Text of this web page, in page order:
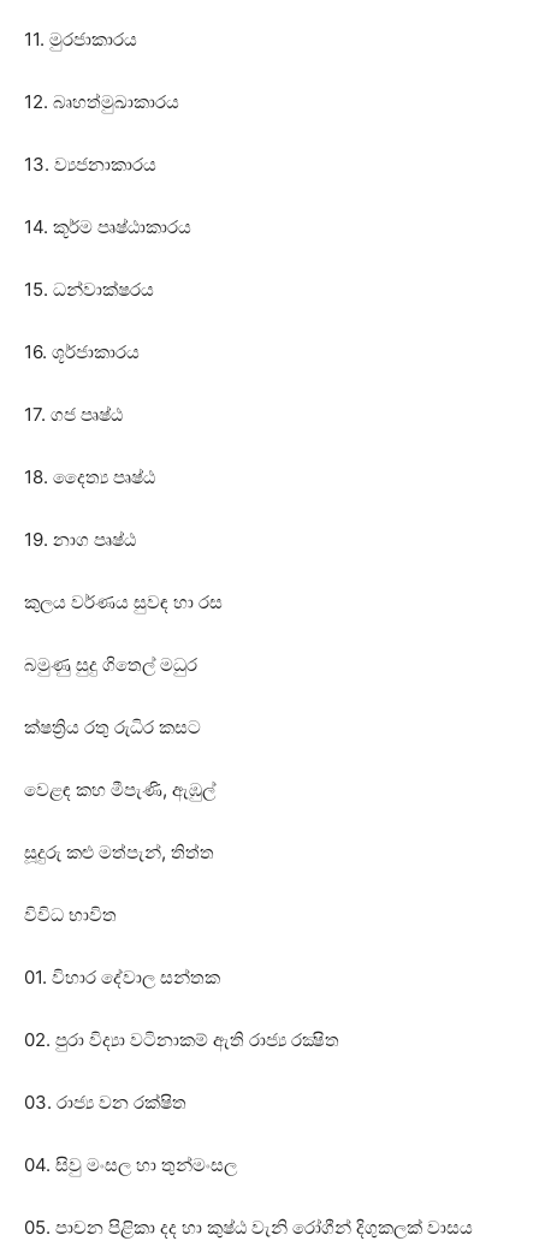
11. මුරජාකාරය
12. බෘහත්මුඛාකාරය
13. ව්‍යජනාකාරය
14. කූර්ම පෘෂ්ඨාකාරය
15. ධන්වාක්‌ෂරය
16. ශූර්ජාකාරය
17. ගජ පෘෂ්ඨ
18. දෛත්‍ය පෘෂ්ඨ
19. නාග පෘෂ්ඨ
කුලය වර්ණය සුවඳ හා රස
බමුණු සුදු ගිතෙල් මධුර
ක්‌ෂත්‍රිය රතු රුධිර කසට
වෙළඳ කහ මීපැණි, ඇඹුල්
සූදුරු කළු මත්පැන්, තිත්ත
විවිධ භාවිත
01. විහාර දේවාල සන්තක
02. පුරා විද්‍යා වටිනාකම් ඇති රාජ්‍ය රක්‍ෂිත
03. රාජ්‍ය වන රක්‌ෂිත
04. සිවු මංසල හා තුන්මංසල
05. පාචන පිළිකා දද හා කුෂ්ඨ වැනි රෝගීන් දිගුකලක්‌ වාසය